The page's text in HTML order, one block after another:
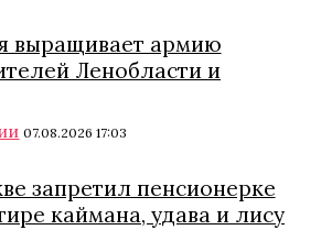
выращивает армию
Ленобласти и
07.08.2026 17:03
запретил пенсионерке
каймана, удава и лису